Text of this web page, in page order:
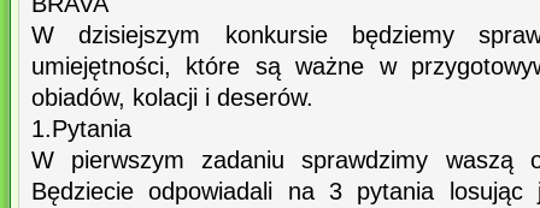
W dzisiejszym konkursie będziemy
umiejętności, które są ważne w
obiadów, kolacji i deserów.
1.Pytania
W pierwszym zadaniu sprawdzimy waszą
Będziecie odpowiadali na 3 pytania